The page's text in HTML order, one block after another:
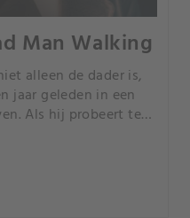
Man Walking
alleen de dader is,
jaar geleden in een
Als hij probeert te